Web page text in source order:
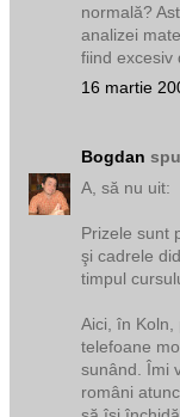
normală?
analizei
fiind excesiv
16 martie
Bogdan
A, să nu uit:
Prizele sunt
şi cadrele
timpul
Aici, în Koln,
telefoane
sunând. Îmi
români